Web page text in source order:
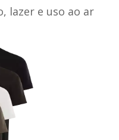
lazer e uso ao ar